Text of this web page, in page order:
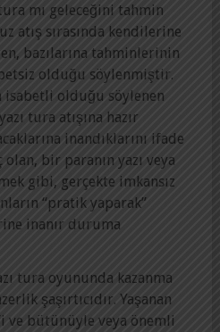
mı geleceğini tahmin
atış sırasında kendilerine
bazılarına tahminlerinin
olduğu söylenmiştir.
olduğu söylenen
tura atışına hazır
inandıklarını ifade
bir paranın yazı veya
gibi, gerçekte imkansız
“pratik yaparak”
inanır duruma
tura oyununda kazanma
şaşırtıcıdır. Yaşanan
ve bütünüyle veya önemli